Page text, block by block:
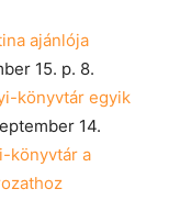
ajánlója
15. p. 8.
könyvtár egyik
14.
könyvtár a